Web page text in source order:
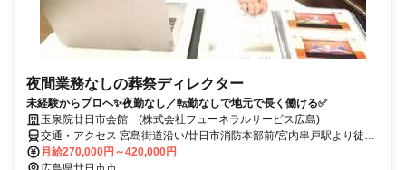
夜間業務なしの葬祭ディレクター
未経験からプロへ✨夜勤なし／転勤なしで地元で長く働ける✅
玉泉院廿日市会館 (株式会社フューネラルサービス広島)
交通・アクセス 宮島街道沿い/廿日市消防本部前/宮内串戸駅より徒歩
5分/セカンドストリート奥手
月給270,000円～420,000円